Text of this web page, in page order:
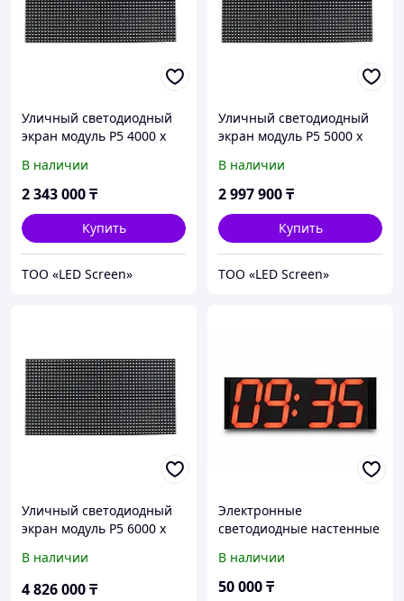
Уличный светодиодный
экран модуль P5 4000 x
В наличии
2 343 000₸
Купить
ТОО «LED Screen»
Уличный светодиодный
экран модуль P5 5000 x
В наличии
2 997 900₸
Купить
ТОО «LED Screen»
Уличный светодиодный
экран модуль P5 6000 x
В наличии
4 826 000₸
Электронные
светодиодные настенные
отображением
температуры воздуха
В наличии
50 000₸